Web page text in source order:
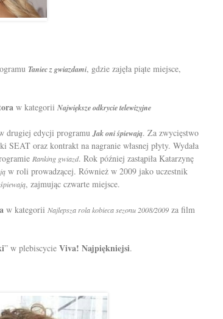
Taniec z gwiazdami, gdzie zajęła piąte miejsce,
w kategorii Największe odkrycie telewizyjne
drugiej edycji programu Jak oni śpiewają. Za zwycięstwo
oraz kontrakt na nagranie własnej płyty. Wydała
Ranking gwiazd. Rok później zastąpiła Katarzynę
w roli prowadzącej. Również w 2009 jako uczestnik
, zajmując czwarte miejsce.
w kategorii Najlepsza rola kobieca sezonu 2008/2009 za film
” w plebiscycie Viva! Najpiękniejsi.